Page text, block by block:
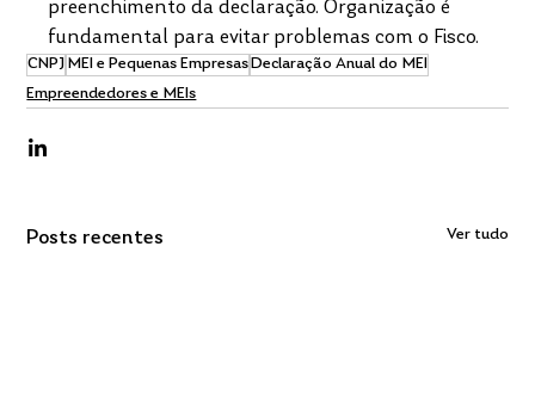
preenchimento da declaração. Organização é
fundamental para evitar problemas com o Fisco.
CNPJ MEI e Pequenas Empresas Declaração Anual do MEI
Empreendedores e MEIs
Posts recentes Ver tudo